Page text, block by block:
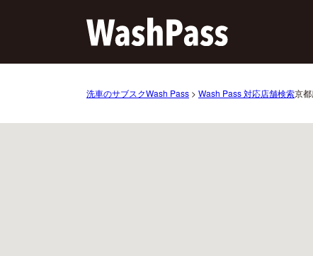
洗車のサブスクWash Pass > Wash Pass 対応店舗検索京